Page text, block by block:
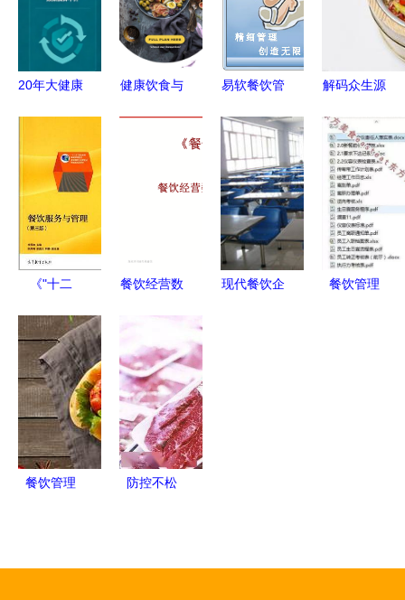
20年大健康
不一样
健康饮食与
打造完美膳
计
易软餐饮管
版下载与使
用指南
解码众生源
品到管理的
真实面纱
《"十二
育国家规划
教材:餐饮
服务与管理
(第3版)》
李贤政【摘
要 书评 试
餐饮经营数
现代餐饮企
餐饮管理
餐饮管理
防控不松